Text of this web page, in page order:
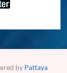
by Pattaya